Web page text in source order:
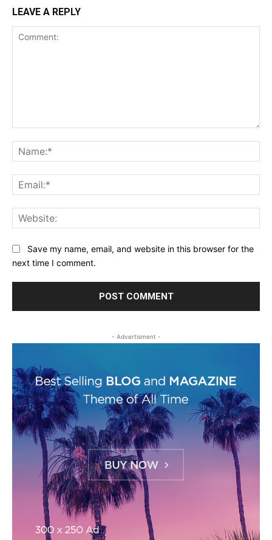
LEAVE A REPLY
Save my name, email, and website in this browser for the
next time I comment.
- Advertisment -